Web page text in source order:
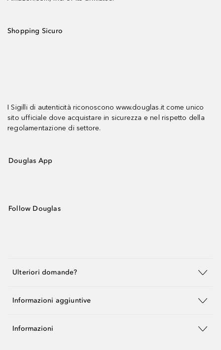
Shopping Sicuro
I Sigilli di autenticità riconoscono www.douglas.it come unico
sito ufficiale dove acquistare in sicurezza e nel rispetto della
regolamentazione di settore.
Douglas App
Follow Douglas
Ulteriori domande?
Informazioni aggiuntive
Informazioni